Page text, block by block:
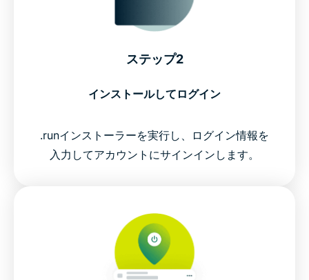
ステップ2
インストールしてログイン
.runインストーラーを実行し、ログイン情報を
入力してアカウントにサインインします。